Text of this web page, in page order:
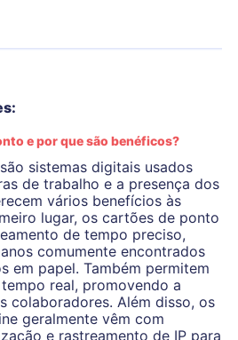
e por que são benéficos?
sistemas digitais usados
de trabalho e a presença dos
vários benefícios às
lugar, os cartões de ponto
de tempo preciso,
comumente encontrados
em papel. Também permitem
real, promovendo a
colaboradores. Além disso, os
geralmente vêm com
e rastreamento de IP para